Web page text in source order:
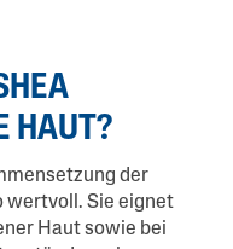
HAUT?
der
wertvoll. Sie eignet
Haut sowie bei